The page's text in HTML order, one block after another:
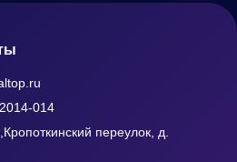
014
переулок, д.